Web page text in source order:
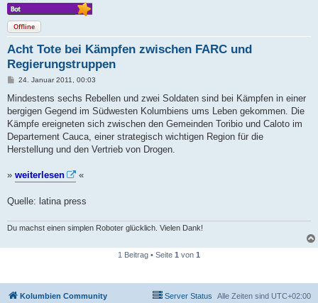
Offline
Acht Tote bei Kämpfen zwischen FARC und
Regierungstruppen
B
i
r
a
24. Januar 2011, 00:03
Mindestens sechs Rebellen und zwei Soldaten sind bei Kämpfen in einer
bergigen Gegend im Südwesten Kolumbiens ums Leben gekommen. Die
Kämpfe ereigneten sich zwischen den Gemeinden Toribio und Caloto im
Departement Cauca, einer strategisch wichtigen Region für die
Herstellung und den Vertrieb von Drogen.
» weiterlesen «
Quelle: latina press
Du machst einen simplen Roboter glücklich. Vielen Dank!
1 Beitrag • Seite 1 von 1
Kolumbien Community Alle Zeiten sind UTC+02:00
Server Status